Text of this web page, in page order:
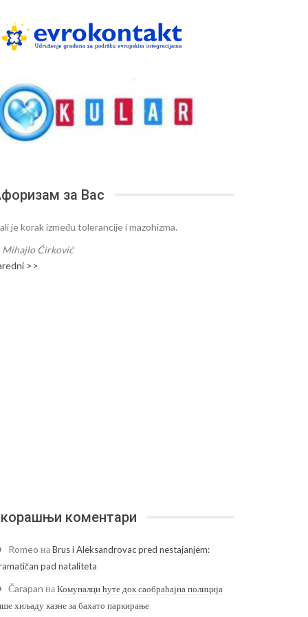
за Вас
je korak između tolerancije i mazohizma.
Mihajlo Ćirković
>>
коментари
Romeo наBrus i Aleksandrovac pred nestajanjem:
pad nataliteta
Čarapan наКомуналци ћуте док саобраћајна полиција
хиљаду казне за бахато паркирање